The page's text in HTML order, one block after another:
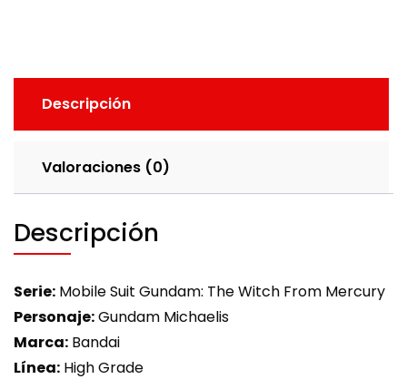
Descripción
Valoraciones (0)
Descripción
Serie: Mobile Suit Gundam: The Witch From Mercury
Personaje:Gundam Michaelis
Marca: Bandai
Línea: High Grade